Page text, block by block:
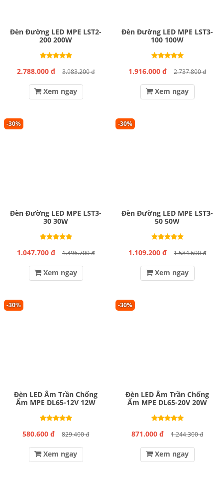
Đèn Đường LED MPE LST2-
200 200W
2.788.000 đ 3.983.200 đ
Xem ngay
Đèn Đường LED MPE LST3-
100 100W
1.916.000 đ 2.737.800 đ
Xem ngay
-30%
Đèn Đường LED MPE LST3-
30 30W
1.047.700 đ 1.496.700 đ
Xem ngay
-30%
Đèn Đường LED MPE LST3-
50 50W
1.109.200 đ 1.584.600 đ
Xem ngay
-30%
Đèn LED Âm Trần Chống
Ẩm MPE DL65-12V 12W
580.600 đ 829.400 đ
Xem ngay
-30%
Đèn LED Âm Trần Chống
Ẩm MPE DL65-20V 20W
871.000 đ 1.244.300 đ
Xem ngay